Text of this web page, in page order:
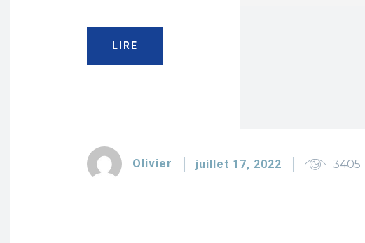
LIRE
Olivier juillet 17, 2022 3405